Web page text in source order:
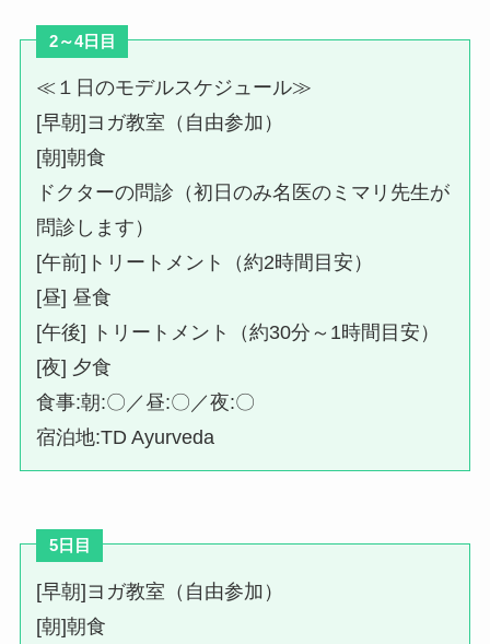
2～4日目
≪１日のモデルスケジュール≫
[早朝]ヨガ教室（自由参加）
[朝]朝食
ドクターの問診（初日のみ名医のミマリ先生が
問診します）
[午前]トリートメント（約2時間目安）
[昼] 昼食
[午後] トリートメント（約30分～1時間目安）
[夜] 夕食
食事:朝:〇／昼:〇／夜:〇
宿泊地:TD Ayurveda
5日目
[早朝]ヨガ教室（自由参加）
[朝]朝食